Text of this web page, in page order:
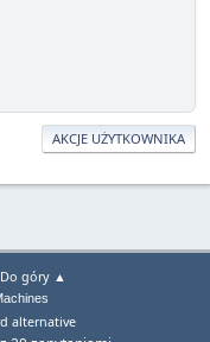
AKCJE UŻYTKOWNIKA
Do góry ▲
alternative